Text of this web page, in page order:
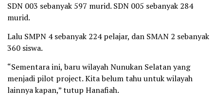
SDN 003 sebanyak 597 murid. SDN 005 sebanyak 284
murid.
Lalu SMPN 4 sebanyak 224 pelajar, dan SMAN 2 sebanyak
360 siswa.
“Sementara ini, baru wilayah Nunukan Selatan yang
menjadi pilot project. Kita belum tahu untuk wilayah
lainnya kapan,” tutup Hanafiah.